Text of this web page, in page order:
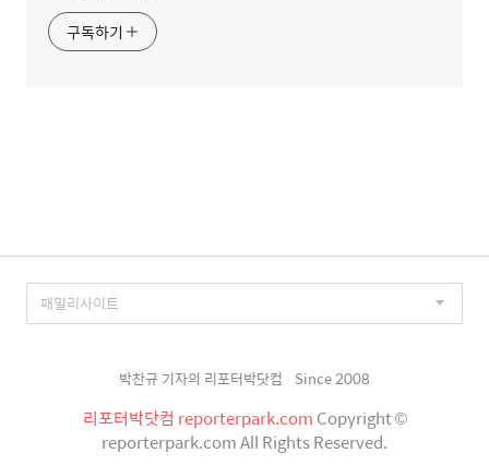
구독하기
박찬규 기자의 리포터박닷컴 Since 2008
리포터박닷컴 reporterpark.com Copyright ©
reporterpark.com All Rights Reserved.